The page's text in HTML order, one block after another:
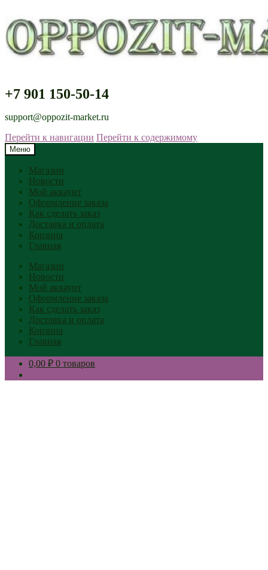
+7 901 150-50-14
support@oppozit-market.ru
Перейти к навигации Перейти к содержимому
Меню
Магазин
Новости
Мой аккаунт
Оформление заказа
Как сделать заказ
Доставка и оплата
Корзина
Главная
Магазин
Новости
Мой аккаунт
Оформление заказа
Как сделать заказ
Доставка и оплата
Корзина
Главная
0,00 ₽ 0 товаров